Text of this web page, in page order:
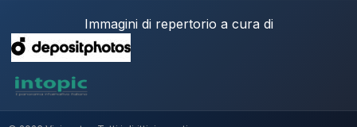
Immagini di repertorio a cura di